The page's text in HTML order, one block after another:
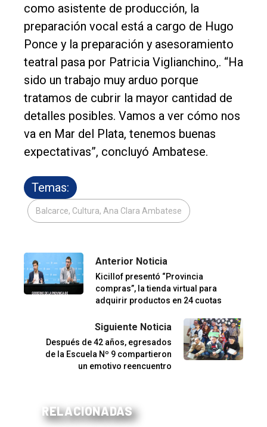
como asistente de producción, la
preparación vocal está a cargo de Hugo
Ponce y la preparación y asesoramiento
teatral pasa por Patricia Viglianchino,. “Ha
sido un trabajo muy arduo porque
tratamos de cubrir la mayor cantidad de
detalles posibles. Vamos a ver cómo nos
va en Mar del Plata, tenemos buenas
expectativas”, concluyó Ambatese.
Temas:
Balcarce, Cultura, Ana Clara Ambatese
Anterior Noticia
Kicillof presentó “Provincia
compras”, la tienda virtual para
adquirir productos en 24 cuotas
Siguiente Noticia
Después de 42 años, egresados
de la Escuela Nº 9 compartieron
un emotivo reencuentro
RELACIONADAS